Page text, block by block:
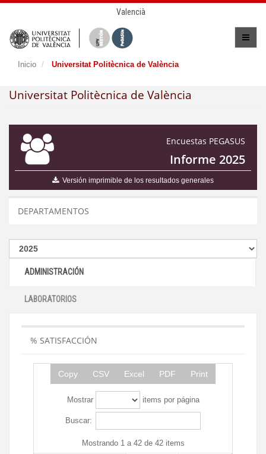
Valencià
Inicio Universitat Politècnica de València
Universitat Politècnica de València
Encuestas PEGASUS
Informe 2025
Versión imprimible de los resultados generales
DEPARTAMENTOS
ADMINISTRACIÓN
LABORATORIOS
% SATISFACCIÓN
Copy CSV Excel PDF Print
Mostrar items por página
Buscar:
Mostrando 1 a 42 de 42 items